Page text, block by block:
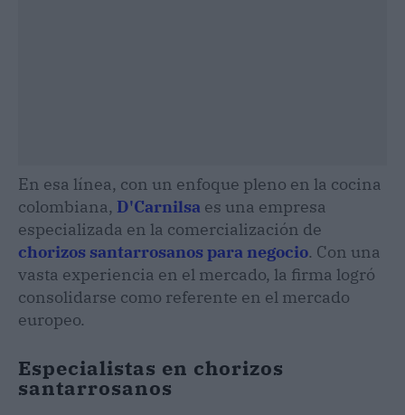
En esa línea, con un enfoque pleno en la cocina
colombiana, D'Carnilsa es una empresa
especializada en la comercialización de
chorizos santarrosanos para negocio. Con una
vasta experiencia en el mercado, la firma logró
consolidarse como referente en el mercado
europeo.
Especialistas en chorizos
santarrosanos